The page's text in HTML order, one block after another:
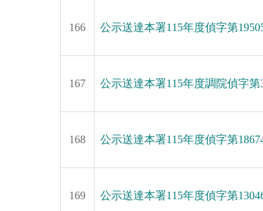
166 公示送達本署115年度偵字第
167 公示送達本署115年度調院偵字
168 公示送達本署115年度偵字第
169 公示送達本署115年度偵字第